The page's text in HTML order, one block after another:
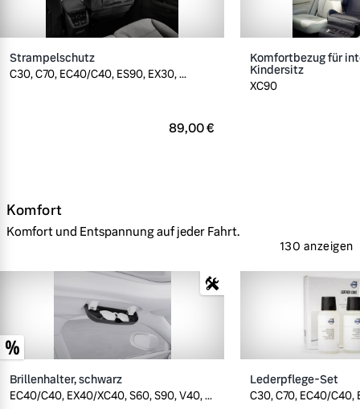
Strampelschutz
C30, C70, EC40/C40, ES90, EX30, ...
89,00 €
Komfortbezug für
Kindersitz
XC90
Komfort
Komfort und Entspannung auf jeder Fahrt.
130 anzeigen
Brillenhalter, schwarz
EC40/C40, EX40/XC40, S60, S90, V40, ...
Lederpflege-Set
C30, C70, EC40/C40,